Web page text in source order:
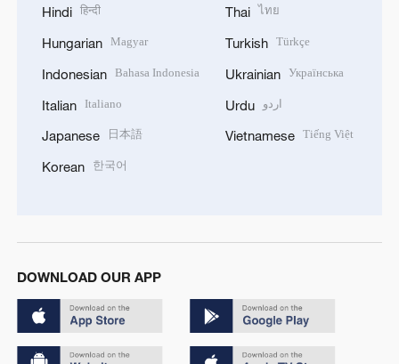
Hindi हिन्दी
Hungarian Magyar
Indonesian Bahasa Indonesia
Italian Italiano
Japanese 日本語
Korean 한국어
Thai ไทย
Turkish Türkçe
Ukrainian Українська
Urdu اردو
Vietnamese Tiếng Việt
DOWNLOAD OUR APP